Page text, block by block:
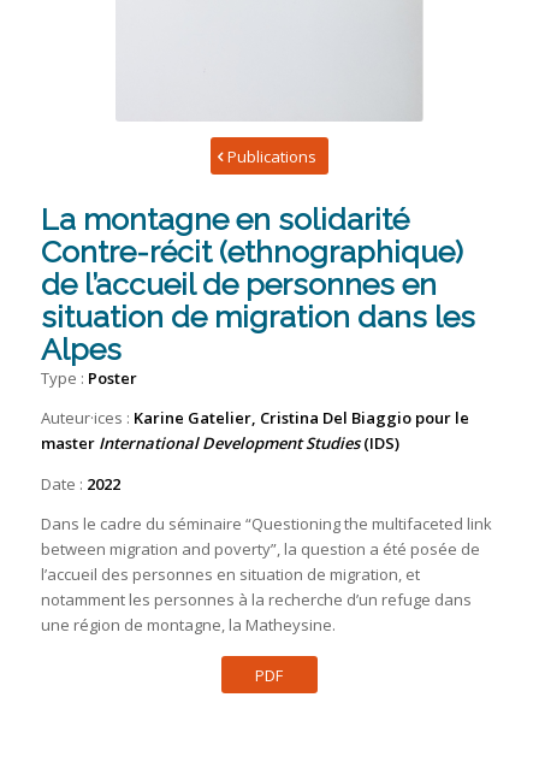
Publications
La montagne en solidarité
Contre-récit (ethnographique)
de l’accueil de personnes en
situation de migration dans les
Alpes
Type : Poster
Auteur·ices : Karine Gatelier, Cristina Del Biaggio pour le
masterInternational Development Studies(IDS)
Date : 2022
Dans le cadre du séminaire “Questioning the multifaceted link
between migration and poverty”, la question a été posée de
l’accueil des personnes en situation de migration, et
notamment les personnes à la recherche d’un refuge dans
une région de montagne, la Matheysine.
PDF